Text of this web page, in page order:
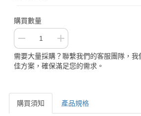
購買數量
需要大量採購？聯繫我們的客服團隊，
佳方案，確保滿足您的需求。
購買須知 產品規格